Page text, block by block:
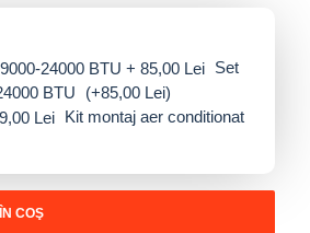
Set
BTU
(+85,00 Lei)
Kit montaj aer conditionat
COŞ